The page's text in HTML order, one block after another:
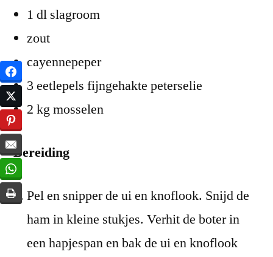
1 dl slagroom
zout
cayennepeper
3 eetlepels fijngehakte peterselie
2 kg mosselen
Bereiding
Pel en snipper de ui en knoflook. Snijd de
ham in kleine stukjes. Verhit de boter in
een hapjespan en bak de ui en knoflook